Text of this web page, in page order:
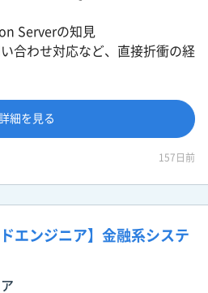
Serverの知見
合わせ対応など、直接折衝の経
細を見る
157日前
エンジニア】金融系システ